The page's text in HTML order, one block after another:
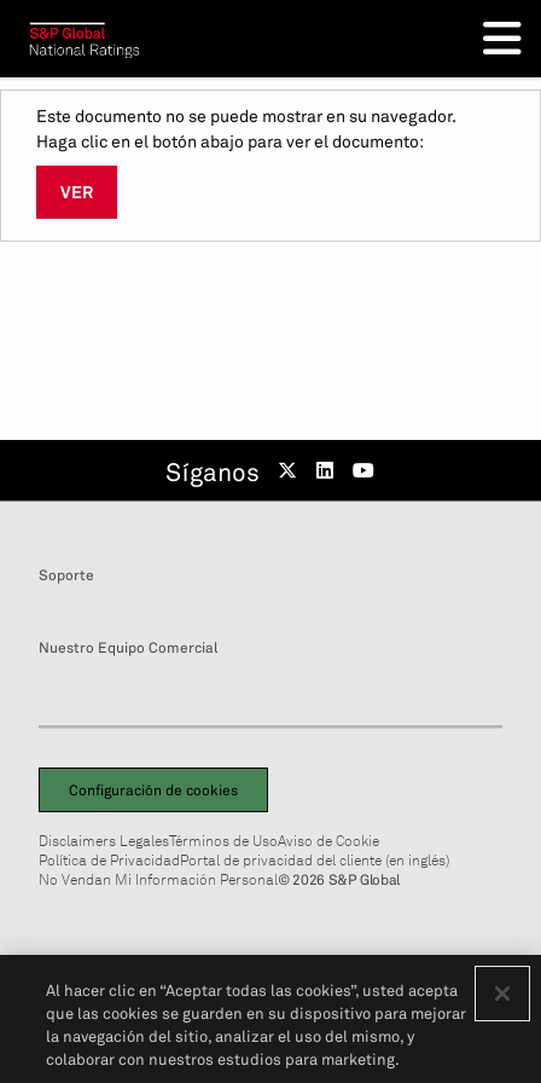
Este documento no se puede mostrar en su navegador.
Haga clic en el botón abajo para ver el documento:
VER
Síganos
Soporte
Nuestro Equipo Comercial
Configuración de cookies
Disclaimers LegalesTérminos de UsoAviso de Cookie
Política de PrivacidadPortal de privacidad del cliente (en inglés)
No Vendan Mi Información Personal© 2026 S&P Global
Al hacer clic en “Aceptar todas las cookies”, usted acepta
que las cookies se guarden en su dispositivo para mejorar
la navegación del sitio, analizar el uso del mismo, y
colaborar con nuestros estudios para marketing.